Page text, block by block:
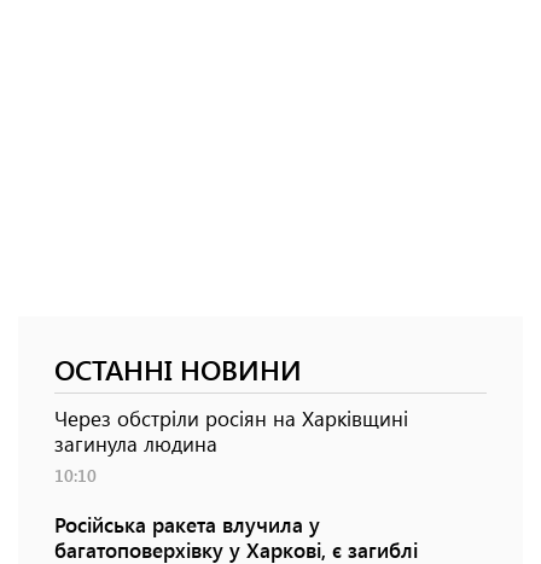
ОСТАННІ НОВИНИ
Через обстріли росіян на Харківщині
загинула людина
10:10
Російська ракета влучила у
багатоповерхівку у Харкові, є загиблі